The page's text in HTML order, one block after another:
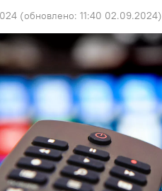
(обновлено: 11:40 02.09.2024)